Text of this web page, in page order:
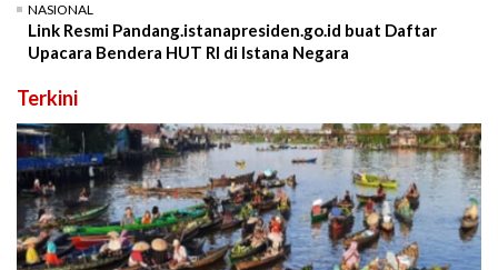
NASIONAL
Link Resmi Pandang.istanapresiden.go.id buat Daftar
Upacara Bendera HUT RI di Istana Negara
Terkini